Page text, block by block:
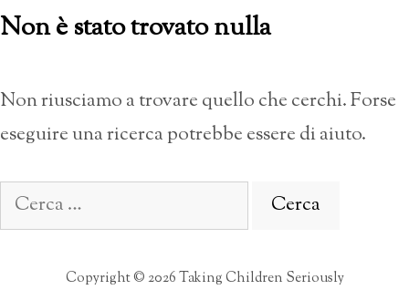
Non è stato trovato nulla
Non riusciamo a trovare quello che cerchi. Forse
eseguire una ricerca potrebbe essere di aiuto.
Ricerca
per:
Copyright © 2026 Taking Children Seriously